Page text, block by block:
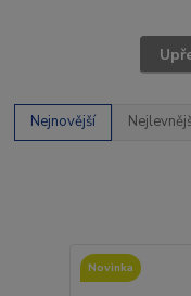
Nejnovější
Novinka